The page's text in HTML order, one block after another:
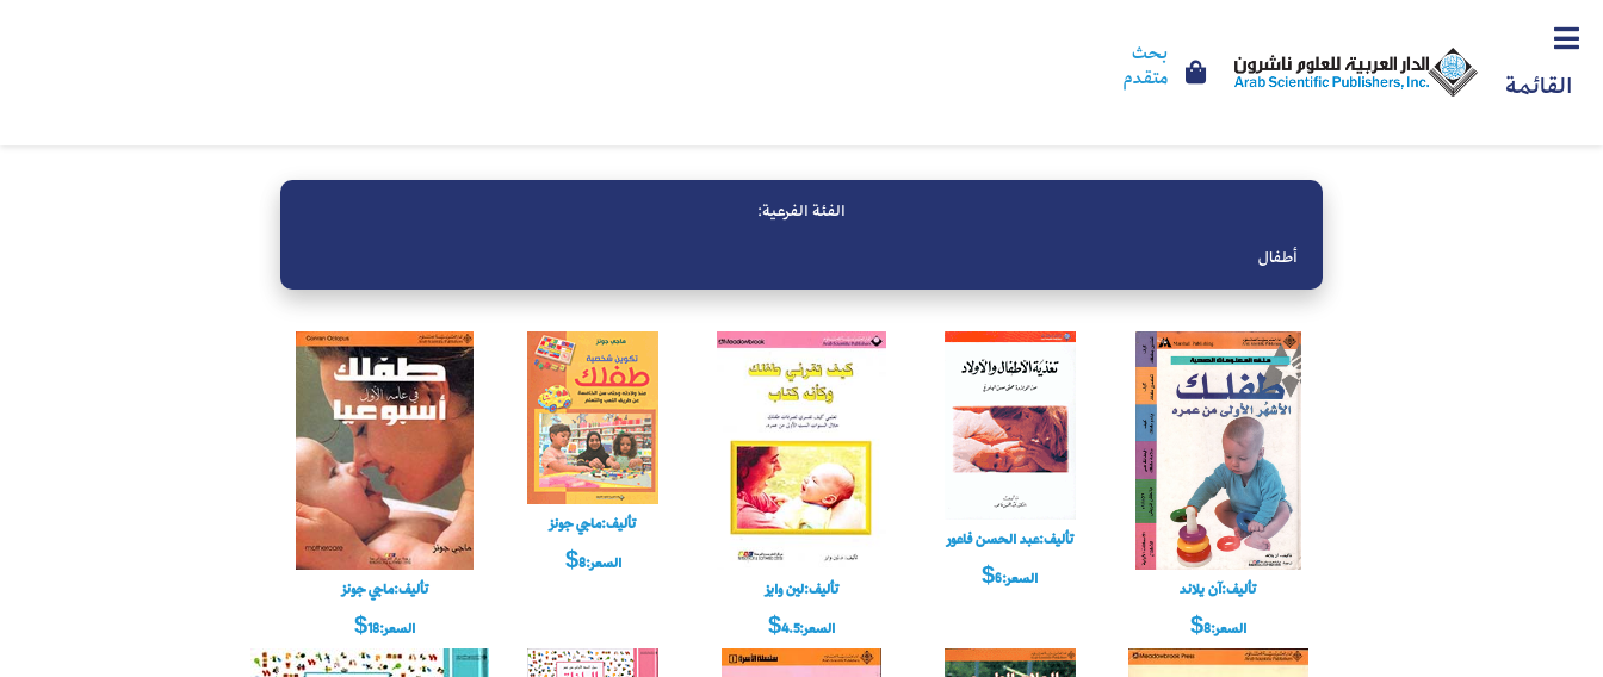
القائمة
بحث
متقدم
الفئة الفرعية:
أطفال
تأليف:آن يلاند
السعر:8$
تأليف:عبد الحسن فاعور
السعر:6$
تأليف:لين وايز
السعر:4.5$
تأليف:ماجي جونز
السعر:8$
تأليف:ماجي جونز
السعر:18$